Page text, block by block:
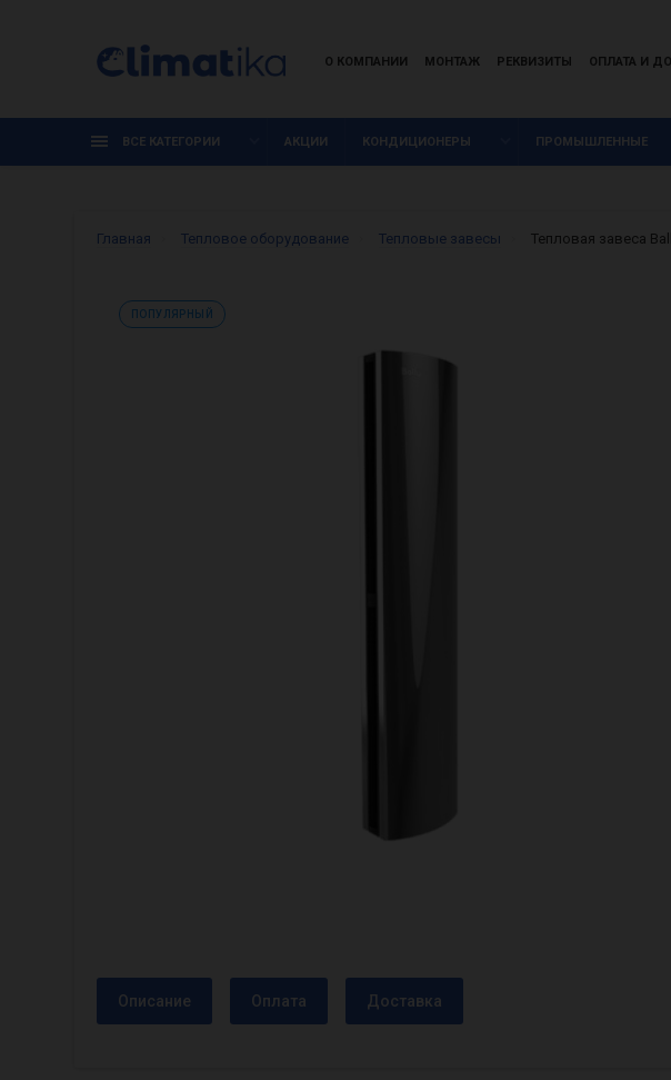
О КОМПАНИИ МОНТАЖ РЕКВИЗИТЫ ОПЛАТА И
ВСЕ КАТЕГОРИИ АКЦИИ КОНДИЦИОНЕРЫ ПРОМЫШЛЕННЫЕ
Главная Тепловое оборудование Тепловые завесы Тепловая завеса
ПОПУЛЯРНЫЙ
Описание Оплата Доставка